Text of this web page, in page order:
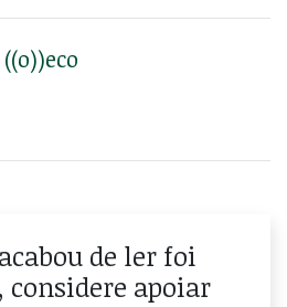
de ler foi
considere apoiar